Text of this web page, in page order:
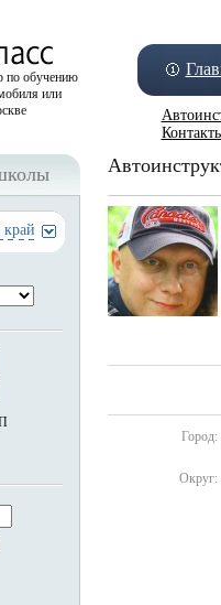
по обучению
или
край
Город:
Округ: